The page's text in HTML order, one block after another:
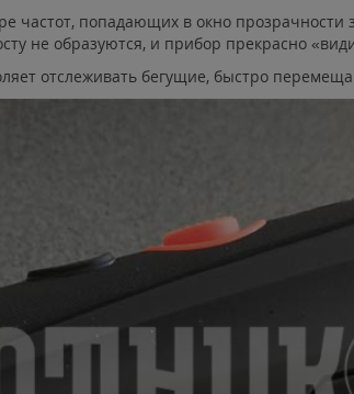
частот, попадающих в окно
не образуются, и прибор прекрасно
отслеживать бегущие, быстро